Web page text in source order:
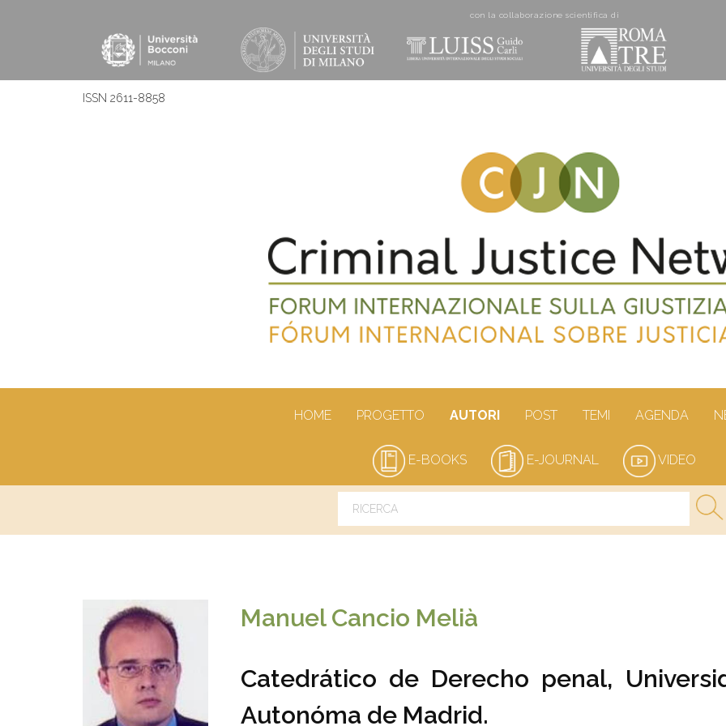
con la collaborazione scientifica di
ISSN 2611-8858
HOME PROGETTO AUTORI POST TEMI AGENDA
E-BOOKS E-JOURNAL VIDEO
Manuel Cancio Melià
Catedrático de Derecho penal,
Autonóma de Madrid.